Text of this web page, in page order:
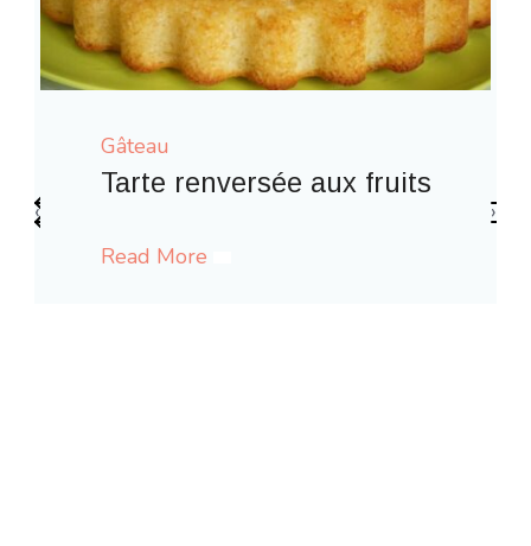
aux fruits Gâteau
Gaufres comme
‹ ›